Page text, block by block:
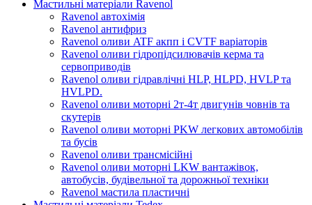
Мастильні матеріали Ravenol
Ravenol автохімія
Ravenol антифриз
Ravenol оливи ATF акпп і CVTF варіаторів
Ravenol оливи гідропідсилювачів керма та
сервоприводів
Ravenol оливи гідравлічні HLP, HLPD, HVLP та
HVLPD.
Ravenol оливи моторні 2т-4т двигунів човнів та
скутерів
Ravenol оливи моторні PKW легкових автомобілів
та бусів
Ravenol оливи трансмісійні
Ravenol оливи моторні LKW вантажівок,
автобусів, будівельної та дорожньої техніки
Ravenol мастила пластичні